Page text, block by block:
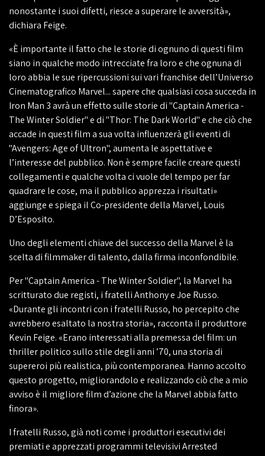
nonostante i suoi difetti, riesce a superare le avversità»,
dichiara Feige.
«È importante il fatto che le storie di ognuno di questi film
siano in qualche modo intrecciate fra loro e che ognuna di
loro abbia le sue ripercussioni sui vari franchise dell’Universo
Cinematografico Marvel... sapere che qualsiasi cosa succeda in
Iron Man 3 avrà un effetto sulle storie di "Captain America -
The Winter Soldier" e di "Thor: The Dark World" e che ciò che
accade in questi film a sua volta influenzerà gli eventi di
"Avengers: Age of Ultron", aumenta le aspettative e
l’interesse del pubblico. Non è sempre facile creare questi
collegamenti e qualche volta ci vuole del tempo per far
quadrare le cose, ma il pubblico apprezza i risultati»
aggiunge e spiega il Co-presidente della Marvel, Louis
D’Esposito.
Uno degli elementi chiave del successo della Marvel è la
scelta di filmmaker di talento, dalla firma inconfondibile.
Per "Captain America - The Winter Soldier", la Marvel ha
scritturato due registi, i fratelli Anthony e Joe Russo.
«Durante gli incontri con i fratelli Russo, ho percepito che
avrebbero esaltato la nostra storia», racconta il produttore
Kevin Feige. «Erano interessati alla premessa del film: un
thriller politico sullo stile degli anni ’70, una storia di
supereroi più realistica, più contemporanea. Hanno accolto
questo progetto, migliorandolo e realizzando ciò che a mio
avviso è il migliore film d’azione che la Marvel abbia fatto
finora».
I fratelli Russo, già noti come i produttori esecutivi dei
premiati e apprezzati programmi televisivi Arrested